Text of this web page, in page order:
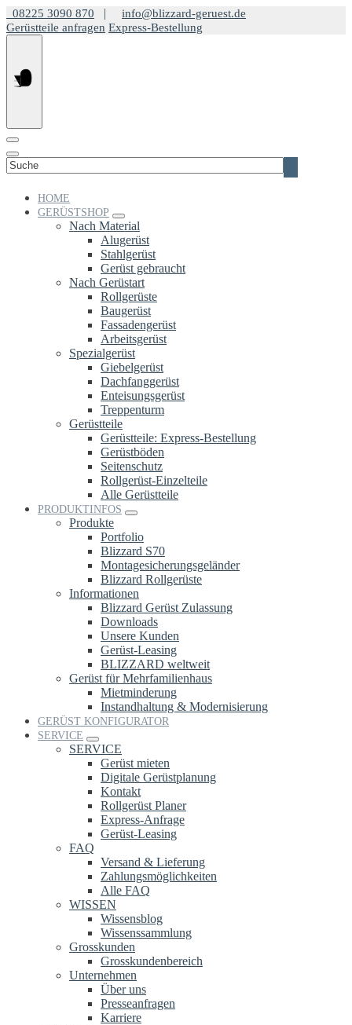
Springe
zum
Inhalt
08225 3090 870 |
info@blizzard-geruest.de
Gerüstteile anfragen Express-Bestellung
nach:
HOME
GERÜSTSHOP
Nach Material
Alugerüst
Stahlgerüst
Gerüst gebraucht
Nach Gerüstart
Rollgerüste
Baugerüst
Fassadengerüst
Arbeitsgerüst
Spezialgerüst
Giebelgerüst
Dachfanggerüst
Enteisungsgerüst
Treppenturm
Gerüstteile
Gerüstteile: Express-Bestellung
Gerüstböden
Seitenschutz
Rollgerüst-Einzelteile
Alle Gerüstteile
PRODUKTINFOS
Produkte
Portfolio
Blizzard S70
Montagesicherungsgeländer
Blizzard Rollgerüste
Informationen
Blizzard Gerüst Zulassung
Downloads
Unsere Kunden
Gerüst-Leasing
BLIZZARD weltweit
Gerüst für Mehrfamilienhaus
Mietminderung
Instandhaltung & Modernisierung
GERÜST KONFIGURATOR
SERVICE
SERVICE
Gerüst mieten
Digitale Gerüstplanung
Kontakt
Rollgerüst Planer
Express-Anfrage
Gerüst-Leasing
FAQ
Versand & Lieferung
Zahlungsmöglichkeiten
Alle FAQ
WISSEN
Wissensblog
Wissenssammlung
Grosskunden
Grosskundenbereich
Unternehmen
Über uns
Presseanfragen
Karriere